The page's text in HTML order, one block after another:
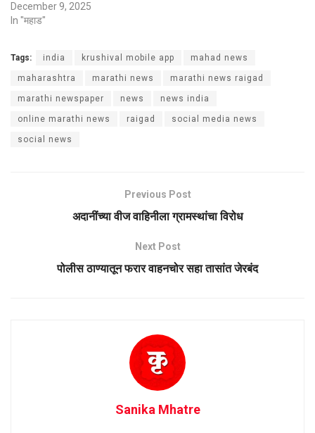
December 9, 2025
In "महाड"
Tags: india krushival mobile app mahad news
maharashtra marathi news marathi news raigad
marathi newspaper news news india
online marathi news raigad social media news
social news
Previous Post
अदानींच्या वीज वाहिनीला ग्रामस्थांचा विरोध
Next Post
पोलीस ठाण्यातून फरार वाहनचोर सहा तासांत जेरबंद
Sanika Mhatre